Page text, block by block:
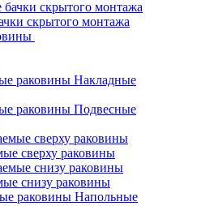
скрытого монтажа
Накладные
Подвесные
сверху раковины
снизу раковины
Напольные